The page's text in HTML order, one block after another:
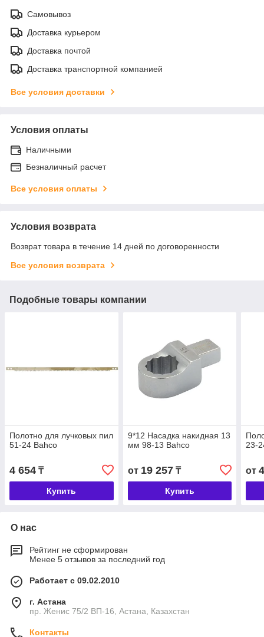
Самовывоз
Доставка курьером
Доставка почтой
Доставка транспортной компанией
Все условия доставки
Условия оплаты
Наличными
Безналичный расчет
Все условия оплаты
Условия возврата
Возврат товара в течение 14 дней по договоренности
Все условия возврата
Подобные товары компании
Полотно для лучковых пил
51-24 Bahco
4 654 ₸
Купить
9*12 Насадка накидная 13
мм 98-13 Bahco
от 19 257₸
Купить
23-
от
О нас
Рейтинг не сформирован
Менее 5 отзывов за последний год
Работает с 09.02.2010
г. Астана
пр. Женис 75/2 ВП-16, Астана, Казахстан
Контакты